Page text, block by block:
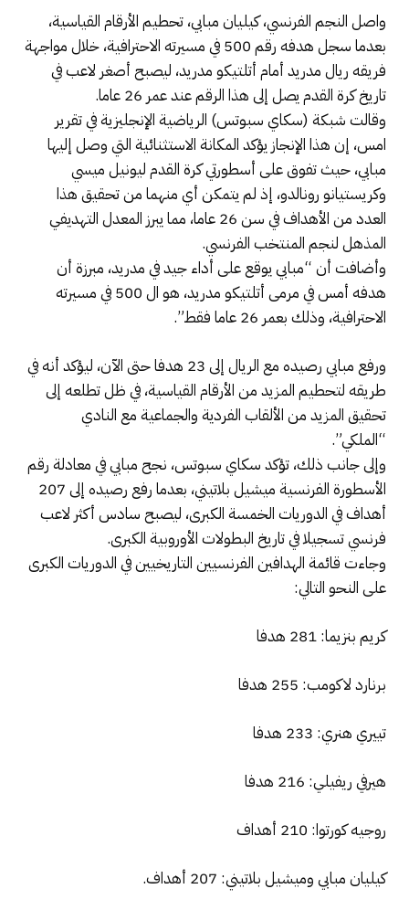
واصل النجم الفرنسي، كيليان مبابي، تحطيم الأرقام القياسية،
بعدما سجل هدفه رقم 500 في مسيرته الاحترافية، خلال مواجهة
فريقه ريال مدريد أمام أتلتيكو مدريد، ليصبح أصغر لاعب في
تاريخ كرة القدم يصل إلى هذا الرقم عند عمر 26 عاما.
وقالت شبكة (سكاي سبوتس) الرياضية الإنجليزية في تقرير
امس، إن هذا الإنجاز يؤكد المكانة الاستثنائية التي وصل إليها
مبابي، حيث تفوق على أسطورتي كرة القدم ليونيل ميسي
وكريستيانو رونالدو، إذ لم يتمكن أي منهما من تحقيق هذا
العدد من الأهداف في سن 26 عاما، مما يبرز المعدل التهديفي
المذهل لنجم المنتخب الفرنسي.
وأضافت أن “مبابي يوقع على أداء جيد في مدريد، مبرزة أن
هدفه أمس في مرمى أتلتيكو مدريد، هو ال 500 في مسيرته
الاحترافية، وذلك بعمر 26 عاما فقط”.
ورفع مبابي رصيده مع الريال إلى 23 هدفا حتى الآن، ليؤكد أنه في
طريقه لتحطيم المزيد من الأرقام القياسية، في ظل تطلعه إلى
تحقيق المزيد من الألقاب الفردية والجماعية مع النادي
“الملكي”.
وإلى جانب ذلك، تؤكد سكاي سبوتس، نجح مبابي في معادلة رقم
الأسطورة الفرنسية ميشيل بلاتيني، بعدما رفع رصيده إلى 207
أهداف في الدوريات الخمسة الكبرى، ليصبح سادس أكثر لاعب
فرنسي تسجيلا في تاريخ البطولات الأوروبية الكبرى.
وجاءت قائمة الهدافين الفرنسيين التاريخيين في الدوريات الكبرى
على النحو التالي:
كريم بنزيما: 281 هدفا
برنارد لاكومب: 255 هدفا
تييري هنري: 233 هدفا
هيرفي ريفيلي: 216 هدفا
روجيه كورتوا: 210 أهداف
كيليان مبابي وميشيل بلاتيني: 207 أهداف.